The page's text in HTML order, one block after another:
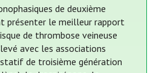
de deuxième
présenter le meilleur rapport
de thrombose veineuse
avec les associations
de troisième génération